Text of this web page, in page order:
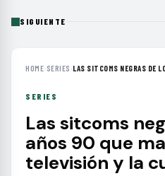
SIGUIENTE
HOME› SERIES ›LAS SITCOMS NEGRAS DE
SERIES
Las sitcoms
años 90 que
televisión y la